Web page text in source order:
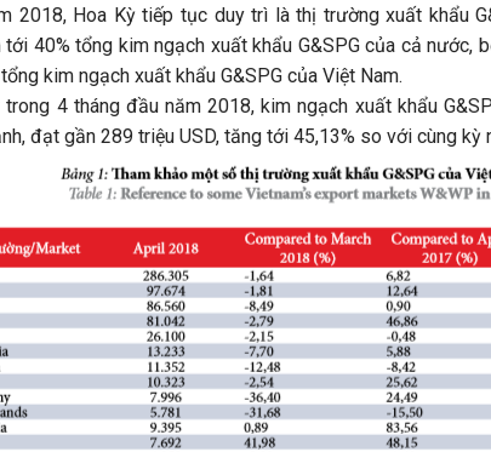
2018, Hoa Kỳ tiếp tục duy trì là thị trường xuất khẩu
tới 40% tổng kim ngạch xuất khẩu G&SPG của cả
kim ngạch xuất khẩu G&SPG của Việt Nam.
4 tháng đầu năm 2018, kim ngạch xuất khẩu
đạt gần 289 triệu USD, tăng tới 45,13% so với cùng kỳ